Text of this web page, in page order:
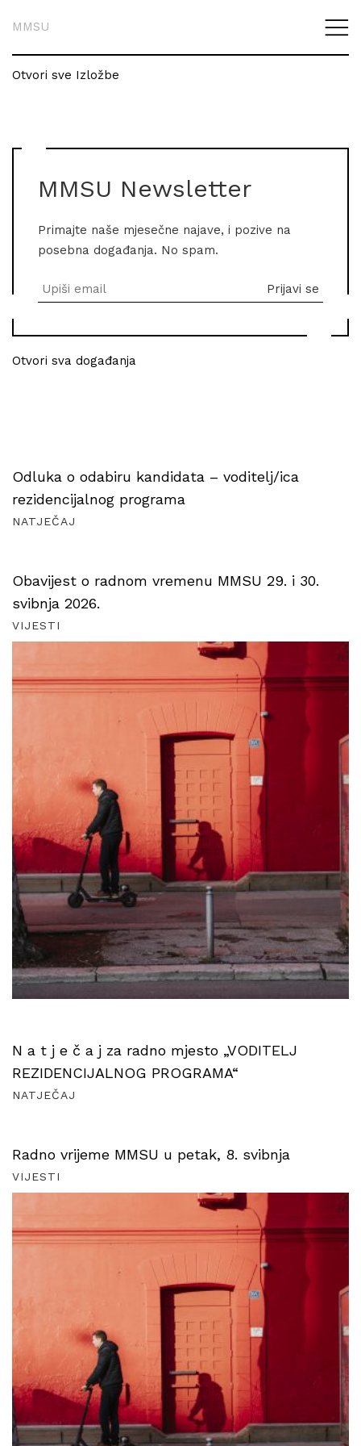
MMSU
Otvori sve Izložbe
MMSU Newsletter
Primajte naše mjesečne najave, i pozive na
posebna događanja. No spam.
Otvori sva događanja
Odluka o odabiru kandidata – voditelj/ica
rezidencijalnog programa
NATJEČAJ
Obavijest o radnom vremenu MMSU 29. i 30.
svibnja 2026.
VIJESTI
N a t j e č a j za radno mjesto „VODITELJ
REZIDENCIJALNOG PROGRAMA“
NATJEČAJ
Radno vrijeme MMSU u petak, 8. svibnja
VIJESTI